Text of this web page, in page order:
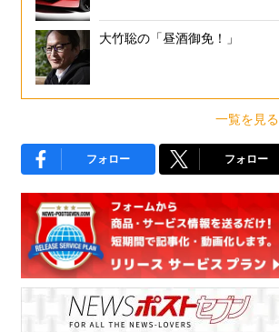
大竹聡の「昼酒御免！」
一覧を見る
フォロー フォロー